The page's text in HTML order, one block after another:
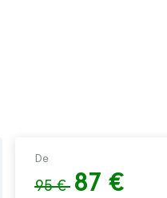
De
95 € 87 €